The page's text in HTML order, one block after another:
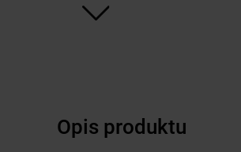
Opis produktu